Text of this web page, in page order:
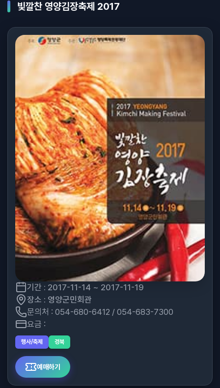
빛깔찬 영양김장축제 2017
기간 : 2017-11-14 ~ 2017-11-19
장소 : 영양군민회관
문의처 : 054-680-6412 / 054-683-7300
요금 :
행사/축제 경북
예매하기